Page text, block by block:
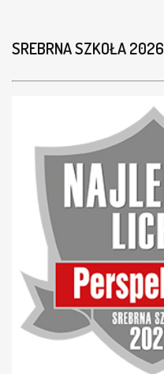
SREBRNA SZKOŁA 2026